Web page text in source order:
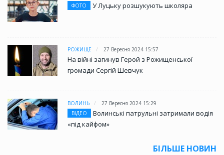
ФОТО
У Луцьку розшукують школяра
РОЖИЩЕ 27 Вересня 2024 15:57
На війні загинув Герой з Рожищенської
громади Сергій Шевчук
ВОЛИНЬ
27 Вересня 2024 15:29
ВІДЕО
Волинські патрульні затримали водія
«під кайфом»
БІЛЬШЕ НОВИН